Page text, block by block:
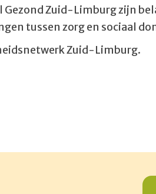
Zuid-Limburg zijn
tussen zorg en sociaal
Zuid-Limburg.